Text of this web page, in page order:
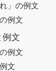
」の例文
例文
例文
例文
文